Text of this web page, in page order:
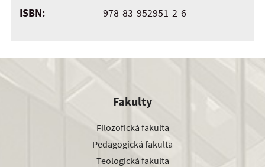
ISBN:
978-83-952951-2-6
Fakulty
Filozofická fakulta
Pedagogická fakulta
Teologická fakulta